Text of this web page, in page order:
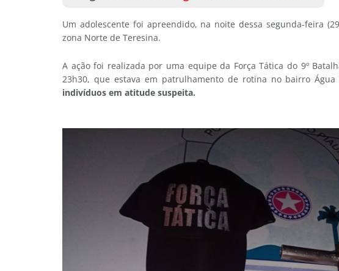
Um adolescente foi apreendido, na noite dessa segunda-feira
zona Norte de Teresina.
A ação foi realizada por uma equipe da Força Tática do 9º
23h30, que estava em patrulhamento de rotina no bairro Água
indivíduos em atitude suspeita.